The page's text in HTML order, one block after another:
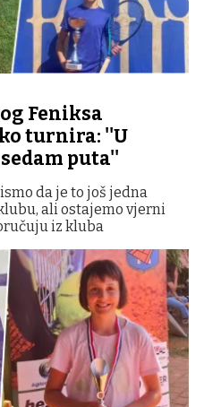
Feniksa
turnira: ''U
puta''
da je to još jedna
ali ostajemo vjerni
iz kluba